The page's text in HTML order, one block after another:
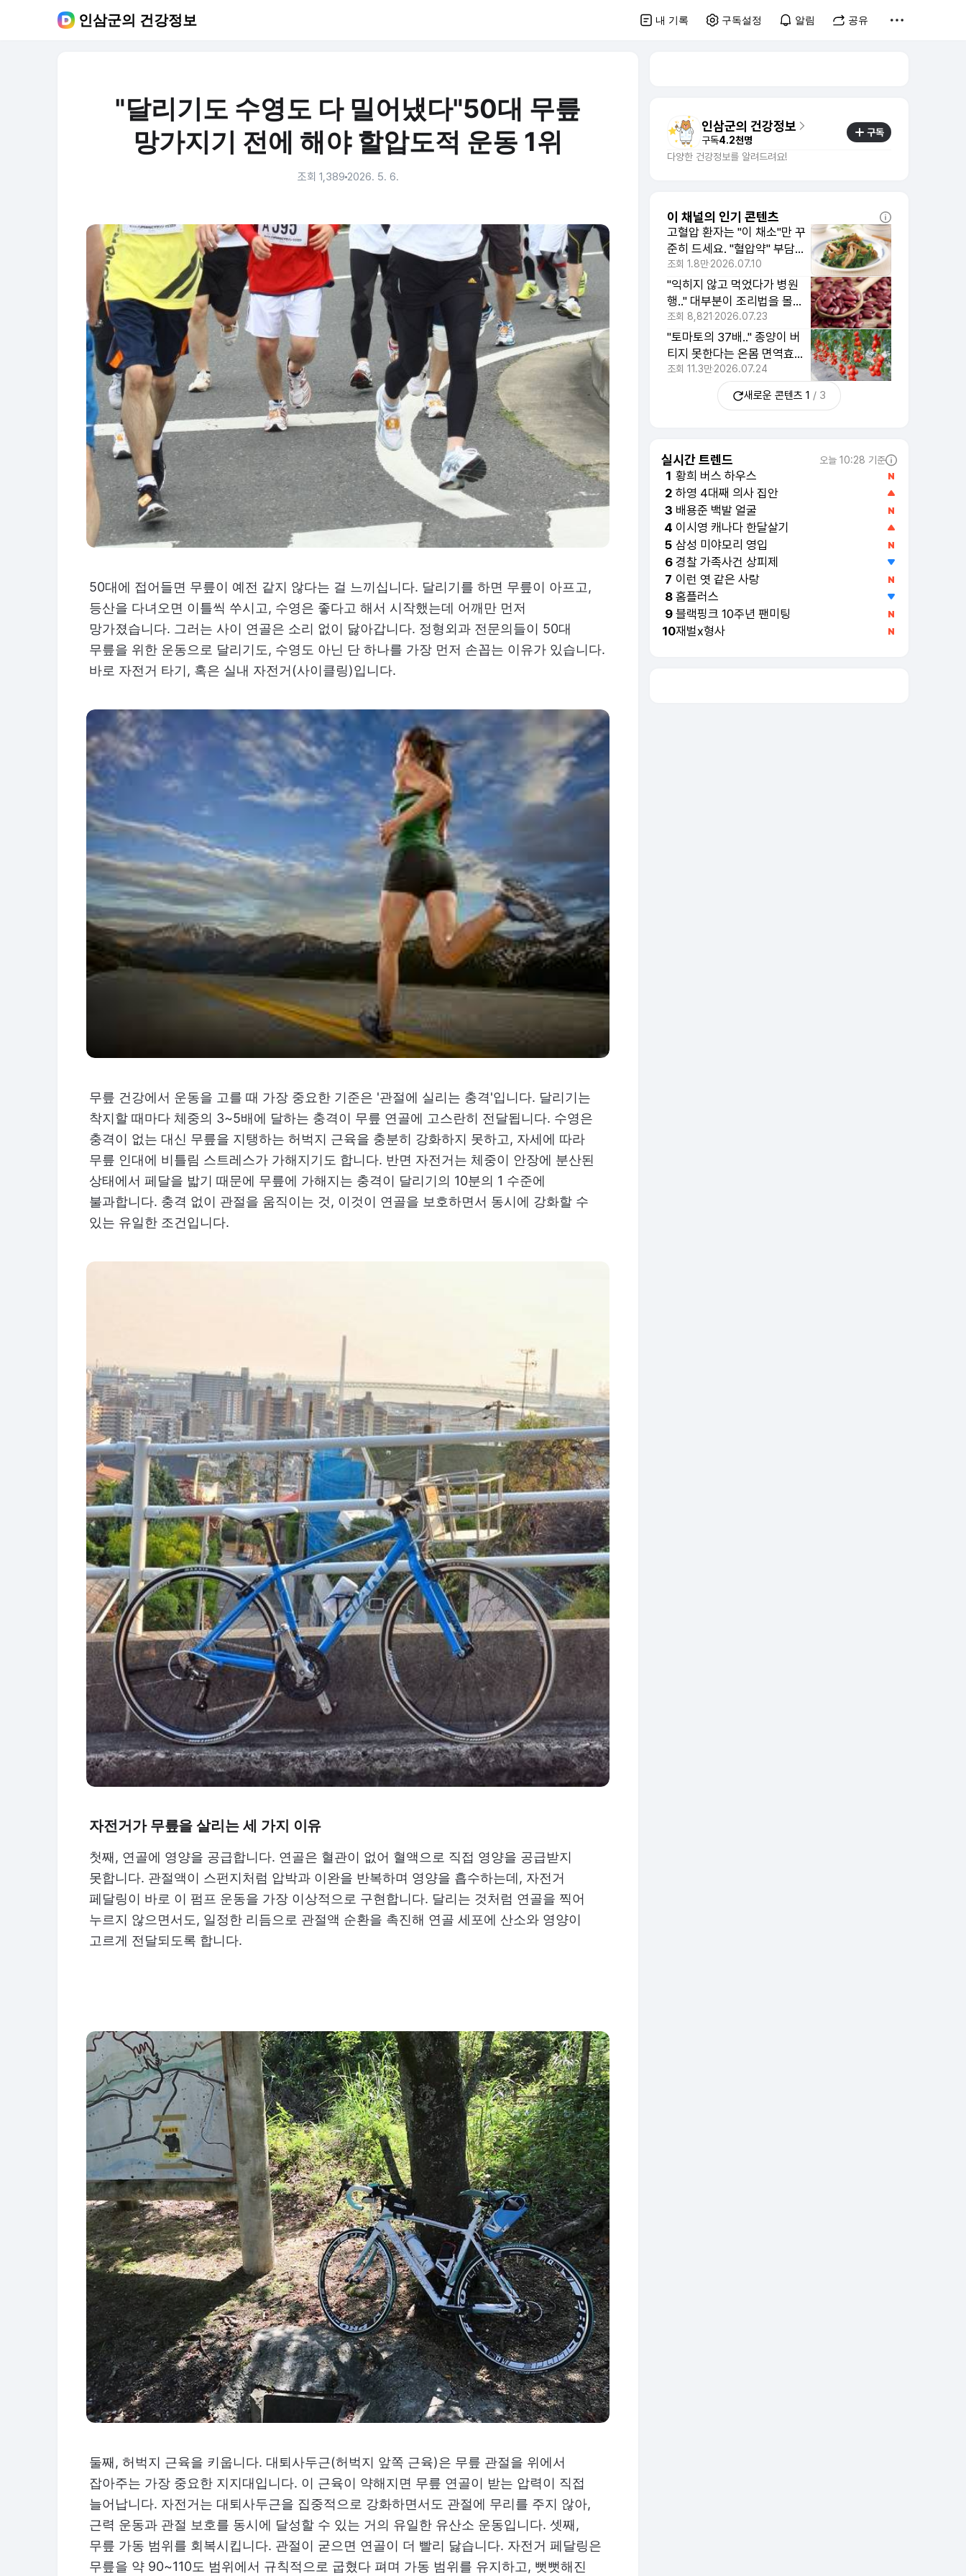
인삼군의 건강정보 내 기록 구독설정 알림 공유
"달리기도 수영도 다 밀어냈다"50대 무릎
망가지기 전에 해야 할압도적 운동 1위
조회 1,3892026. 5. 6.
50대에 접어들면 무릎이 예전 같지 않다는 걸 느끼십니다. 달리기를 하면 무릎이 아프고,
등산을 다녀오면 이틀씩 쑤시고, 수영은 좋다고 해서 시작했는데 어깨만 먼저
망가졌습니다. 그러는 사이 연골은 소리 없이 닳아갑니다. 정형외과 전문의들이 50대
무릎을 위한 운동으로 달리기도, 수영도 아닌 단 하나를 가장 먼저 손꼽는 이유가 있습니다.
바로 자전거 타기, 혹은 실내 자전거(사이클링)입니다.
무릎 건강에서 운동을 고를 때 가장 중요한 기준은 '관절에 실리는 충격'입니다. 달리기는
착지할 때마다 체중의 3~5배에 달하는 충격이 무릎 연골에 고스란히 전달됩니다. 수영은
충격이 없는 대신 무릎을 지탱하는 허벅지 근육을 충분히 강화하지 못하고, 자세에 따라
무릎 인대에 비틀림 스트레스가 가해지기도 합니다. 반면 자전거는 체중이 안장에 분산된
상태에서 페달을 밟기 때문에 무릎에 가해지는 충격이 달리기의 10분의 1 수준에
불과합니다. 충격 없이 관절을 움직이는 것, 이것이 연골을 보호하면서 동시에 강화할 수
있는 유일한 조건입니다.
자전거가 무릎을 살리는 세 가지 이유
첫째, 연골에 영양을 공급합니다. 연골은 혈관이 없어 혈액으로 직접 영양을 공급받지
못합니다. 관절액이 스펀지처럼 압박과 이완을 반복하며 영양을 흡수하는데, 자전거
페달링이 바로 이 펌프 운동을 가장 이상적으로 구현합니다. 달리는 것처럼 연골을 찍어
누르지 않으면서도, 일정한 리듬으로 관절액 순환을 촉진해 연골 세포에 산소와 영양이
고르게 전달되도록 합니다.
둘째, 허벅지 근육을 키웁니다. 대퇴사두근(허벅지 앞쪽 근육)은 무릎 관절을 위에서
잡아주는 가장 중요한 지지대입니다. 이 근육이 약해지면 무릎 연골이 받는 압력이 직접
늘어납니다. 자전거는 대퇴사두근을 집중적으로 강화하면서도 관절에 무리를 주지 않아,
근력 운동과 관절 보호를 동시에 달성할 수 있는 거의 유일한 유산소 운동입니다. 셋째,
무릎 가동 범위를 회복시킵니다. 관절이 굳으면 연골이 더 빨리 닳습니다. 자전거 페달링은
무릎을 약 90~110도 범위에서 규칙적으로 굽혔다 펴며 가동 범위를 유지하고, 뻣뻣해진
인삼군의 건강정보
구독4.2천명
구독
다양한 건강정보를 알려드려요!
이 채널의 인기 콘텐츠
고혈압 환자는 "이 채소"만 꾸
준히 드세요. "혈압약" 부담도
한결 줄어듭니다.
조회 1.8만2026.07.10
"익히지 않고 먹었다가 병원
행.." 대부분이 조리법을 몰라
위험하게 먹는 식재료 1위
조회 8,821 2026.07.23
"토마토의 37배.." 종양이 버
티지 못한다는 온몸 면역효과
최고의 식품
조회 11.3만2026.07.24
새로운 콘텐츠 1 / 3
실시간 트렌드 오늘 10:28 기준
1 황희 버스 하우스
2 하영 4대째 의사 집안
3 배용준 백발 얼굴
4 이시영 캐나다 한달살기
5 삼성 미야모리 영입
6 경찰 가족사건 상피제
7 이런 엿 같은 사랑
8 홈플러스
9 블랙핑크 10주년 팬미팅
10재벌x형사